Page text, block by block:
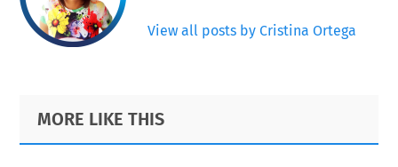
View all posts by Cristina Ortega
Primary
Sidebar
Footer
MORE LIKE THIS